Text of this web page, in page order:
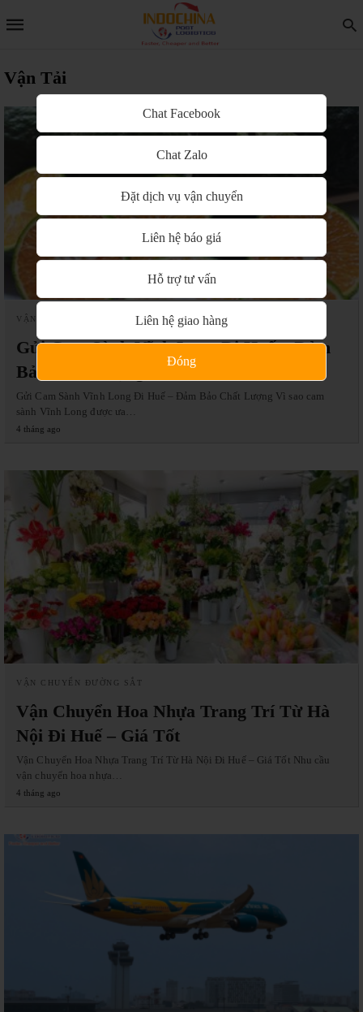
Vận Tải
VẬN CHUYỂN ĐƯỜNG BỘ NỘI ĐỊA
Gửi Cam Sành Vĩnh Long Đi Huế – Đảm
Bảo Chất Lượng
Gửi Cam Sành Vĩnh Long Đi Huế – Đảm Bảo Chất Lượng Vì sao cam
sành Vĩnh Long được ưa…
4 tháng ago
VẬN CHUYỂN ĐƯỜNG SẮT
Vận Chuyển Hoa Nhựa Trang Trí Từ Hà
Nội Đi Huế – Giá Tốt
Vận Chuyển Hoa Nhựa Trang Trí Từ Hà Nội Đi Huế – Giá Tốt Nhu cầu
vận chuyển hoa nhựa…
4 tháng ago
Chat Facebook
Chat Zalo
Đặt dịch vụ vận chuyển
Liên hệ báo giá
Hỗ trợ tư vấn
Liên hệ giao hàng
Đóng